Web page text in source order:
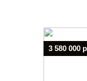
3 580 000